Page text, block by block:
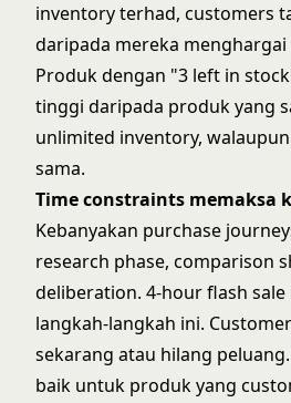
inventory terhad, customers
daripada mereka
Produk dengan "3 left in
tinggi daripada produk yang
unlimited inventory,
sama.
Time constraints memaksa
Kebanyakan purchase
research phase, comparison
deliberation. 4-hour flash
langkah-langkah ini.
sekarang atau hilang
baik untuk produk yang